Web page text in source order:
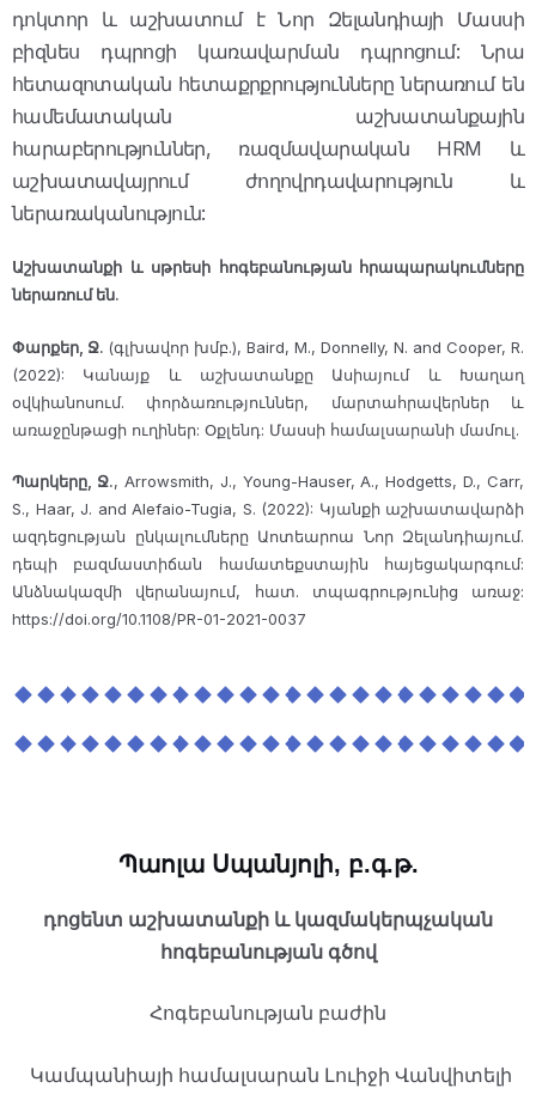
դոկտոր և աշխատում է Նոր Զելանդիայի Մասսի
բիզնես դպրոցի կառավարման դպրոցում: Նրա
հետազոտական հետաքրքրությունները ներառում են
համեմատական աշխատանքային
հարաբերություններ, ռազմավարական HRM և
աշխատավայրում ժողովրդավարություն և
ներառականություն:
Աշխատանքի և սթրեսի հոգեբանության հրապարակումները
ներառում են.
Փարքեր, Ջ. (գլխավոր խմբ.), Baird, M., Donnelly, N. and Cooper, R.
(2022): Կանայք և աշխատանքը Ասիայում և Խաղաղ
օվկիանոսում. փորձառություններ, մարտահրավերներ և
առաջընթացի ուղիներ: Օքլենդ: Մասսի համալսարանի մամուլ.
Պարկերը, Ջ., Arrowsmith, J., Young-Hauser, A., Hodgetts, D., Carr,
S., Haar, J. and Alefaio-Tugia, S. (2022): Կյանքի աշխատավարձի
ազդեցության ընկալումները Աոտեարոա Նոր Զելանդիայում.
դեպի բազմաստիճան համատեքստային հայեցակարգում:
Անձնակազմի վերանայում, հատ. տպագրությունից առաջ:
https://doi.org/10.1108/PR-01-2021-0037
Պաոլա Սպանյոլի, բ.գ.թ.
դոցենտ աշխատանքի և կազմակերպչական
հոգեբանության գծով
Հոգեբանության բաժին
Կամպանիայի համալսարան Լուիջի Վանվիտելի